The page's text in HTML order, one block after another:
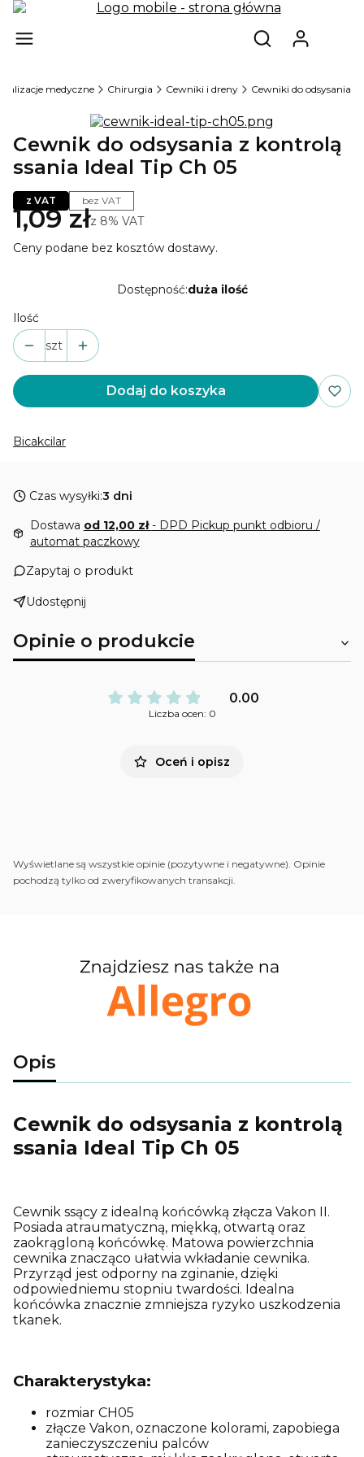
Otwórz
medyczne Chirurgia Cewniki i dreny Cewniki do odsysania
Cewnik do odsysania z kontrolą
ssania Ideal Tip Ch 05
z VAT bez VAT
1,09 złz 8% VAT
Ceny podane bez kosztów dostawy.
Dostępność:duża ilość
Ilość
szt
Dodaj do koszyka
Bicakcilar
Czas wysyłki:3 dni
Dostawa od 12,00 zł- DPD Pickup punkt odbioru /
automat paczkowy
Zapytaj o produkt
Udostępnij
Opinie o produkcie
0.00
Liczba ocen: 0
Oceń i opisz
Wyświetlane są wszystkie opinie (pozytywne i negatywne). Opinie
pochodzą tylko od zweryfikowanych transakcji.
Opis
Cewnik do odsysania z kontrolą
ssania Ideal Tip Ch 05
Cewnik ssący z idealną końcówką złącza Vakon II.
Posiada atraumatyczną, miękką, otwartą oraz
zaokrągloną końcówkę. Matowa powierzchnia
cewnika znacząco ułatwia wkładanie cewnika.
Przyrząd jest odporny na zginanie, dzięki
odpowiedniemu stopniu twardości. Idealna
końcówka znacznie zmniejsza ryzyko uszkodzenia
tkanek.
Charakterystyka:
rozmiar CH05
złącze Vakon, oznaczone kolorami, zapobiega
zanieczyszczeniu palców